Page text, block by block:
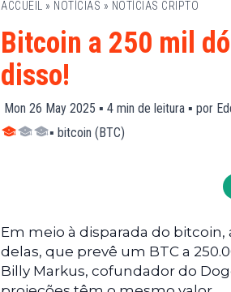
ACCUEIL » NOTÍCIAS » NOTÍCIAS CRIPTO
Bitcoin a 250 mil
disso!
Mon 26 May 2025 ▪ 4 min de leitura ▪ por
▪ bitcoin (BTC)
Em meio à disparada do
delas, que prevê um BTC a
Billy Markus, cofundador do